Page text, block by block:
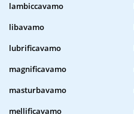
lambiccavamo
libavamo
lubrificavamo
magnificavamo
masturbavamo
mellificavamo